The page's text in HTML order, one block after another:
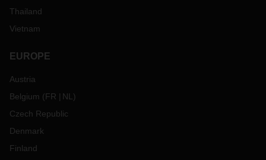
Thailand
Vietnam
EUROPE
Austria
Belgium (FR NL )
Czech Republic
Denmark
Finland